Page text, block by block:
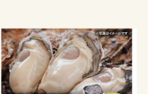
ベキュー カンカン焼き おお
たけカキ 特大サイズ 広島 大
竹市 玖波 宮島 [2624]